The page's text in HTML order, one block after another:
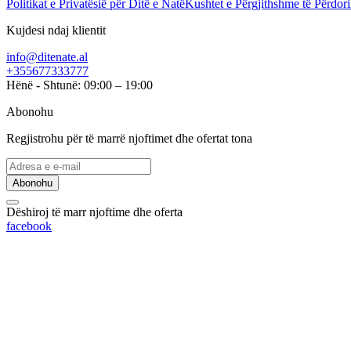
Politikat e Privatësië për Ditë e NatëKushtet e Përgjithshme të
Kujdesi ndaj klientit
info@ditenate.al
+355677333777
Hënë - Shtunë: 09:00 – 19:00
Abonohu
Regjistrohu për të marrë njoftimet dhe ofertat tona
Abonohu
Dëshiroj të marr njoftime dhe oferta
facebook